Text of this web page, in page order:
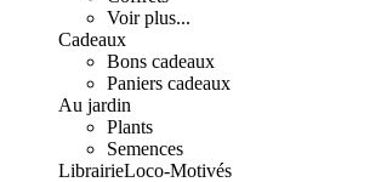
Voir plus...
Cadeaux
Bons cadeaux
Paniers cadeaux
Au jardin
Plants
Semences
LibrairieLoco-Motivés